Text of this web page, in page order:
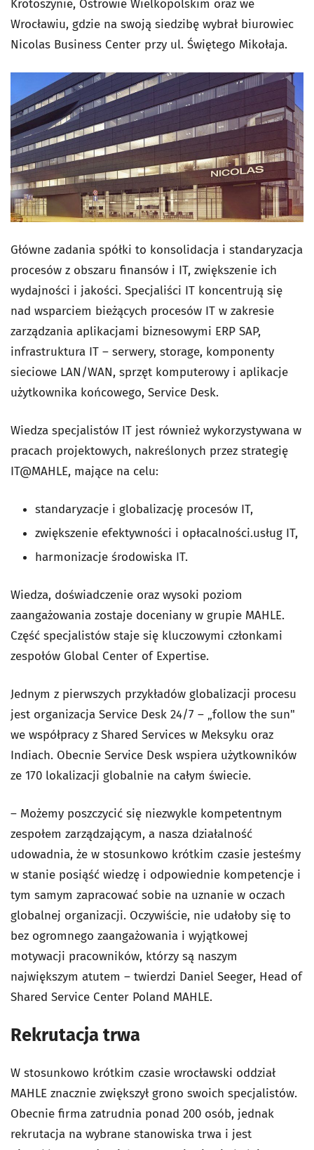
Krotoszynie, Ostrowie Wielkopolskim oraz we
Wrocławiu, gdzie na swoją siedzibę wybrał biurowiec
Nicolas Business Center przy ul. Świętego Mikołaja.
Główne zadania spółki to konsolidacja i standaryzacja
procesów z obszaru finansów i IT, zwiększenie ich
wydajności i jakości. Specjaliści IT koncentrują się
nad wsparciem bieżących procesów IT w zakresie
zarządzania aplikacjami biznesowymi ERP SAP,
infrastruktura IT – serwery, storage, komponenty
sieciowe LAN/WAN, sprzęt komputerowy i aplikacje
użytkownika końcowego, Service Desk.
Wiedza specjalistów IT jest również wykorzystywana w
pracach projektowych, nakreślonych przez strategię
IT@MAHLE, mające na celu:
standaryzacje i globalizację procesów IT,
zwiększenie efektywności i opłacalności.usług IT,
harmonizacje środowiska IT.
Wiedza, doświadczenie oraz wysoki poziom
zaangażowania zostaje doceniany w grupie MAHLE.
Część specjalistów staje się kluczowymi członkami
zespołów Global Center of Expertise.
Jednym z pierwszych przykładów globalizacji procesu
jest organizacja Service Desk 24/7 – „follow the sun"
we współpracy z Shared Services w Meksyku oraz
Indiach. Obecnie Service Desk wspiera użytkowników
ze 170 lokalizacji globalnie na całym świecie.
– Możemy poszczycić się niezwykle kompetentnym
zespołem zarządzającym, a nasza działalność
udowadnia, że w stosunkowo krótkim czasie jesteśmy
w stanie posiąść wiedzę i odpowiednie kompetencje i
tym samym zapracować sobie na uznanie w oczach
globalnej organizacji. Oczywiście, nie udałoby się to
bez ogromnego zaangażowania i wyjątkowej
motywacji pracowników, którzy są naszym
największym atutem – twierdzi Daniel Seeger, Head of
Shared Service Center Poland MAHLE.
Rekrutacja trwa
W stosunkowo krótkim czasie wrocławski oddział
MAHLE znacznie zwiększył grono swoich specjalistów.
Obecnie firma zatrudnia ponad 200 osób, jednak
rekrutacja na wybrane stanowiska trwa i jest